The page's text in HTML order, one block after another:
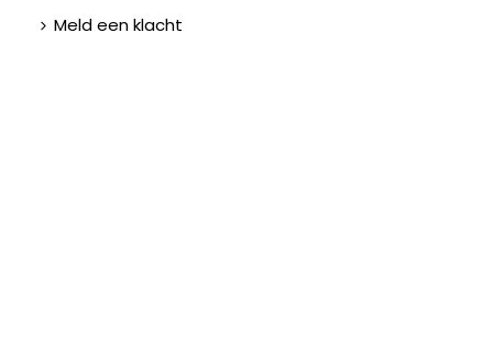
Meld een klacht